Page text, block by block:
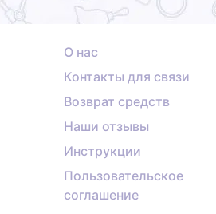
О нас
Контакты для связи
Возврат средств
Наши отзывы
Инструкции
Пользовательское
соглашение